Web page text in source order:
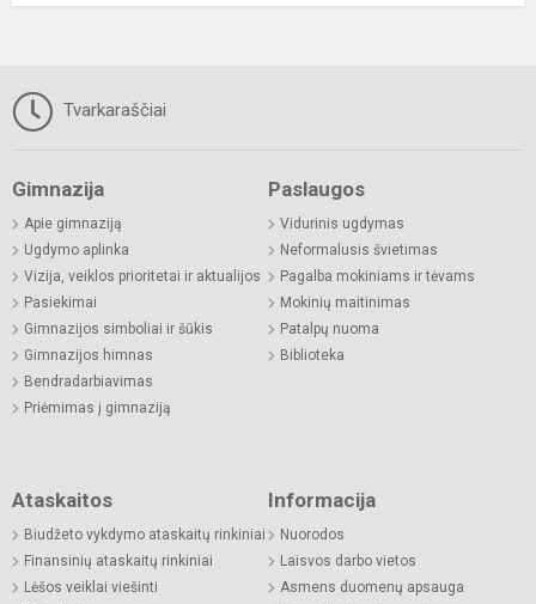
Tvarkaraščiai
Gimnazija
Apie gimnaziją
Ugdymo aplinka
Vizija, veiklos prioritetai ir aktualijos
Pasiekimai
Gimnazijos simboliai ir šūkis
Gimnazijos himnas
Bendradarbiavimas
Priėmimas į gimnaziją
Paslaugos
Vidurinis ugdymas
Neformalusis švietimas
Pagalba mokiniams ir tėvams
Mokinių maitinimas
Patalpų nuoma
Biblioteka
Ataskaitos
Biudžeto vykdymo ataskaitų rinkiniai
Finansinių ataskaitų rinkiniai
Lėšos veiklai viešinti
Informacija
Nuorodos
Laisvos darbo vietos
Asmens duomenų apsauga